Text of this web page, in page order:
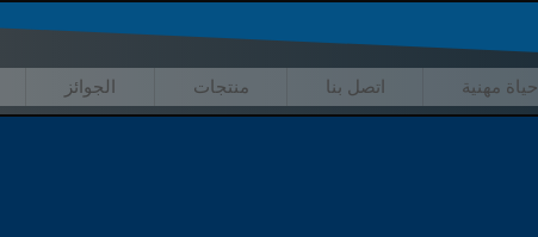
الجوائز منتجات اتصل بنا حياة مهنية